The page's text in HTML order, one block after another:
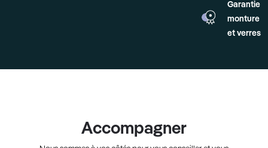
Garantie
monture
et verres
Accompagner